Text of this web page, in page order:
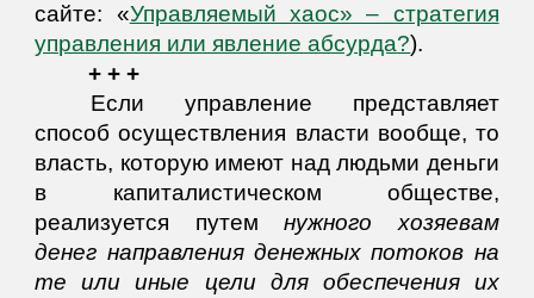
сайте: «Управляемый хаос» – стратегия
управления или явление абсурда?).
+ + +
Если управление представляет
способ осуществления власти вообще, то
власть, которую имеют над людьми деньги
в капиталистическом обществе,
реализуется путемнужного хозяевам
денег направления денежных потоков на
те или иные цели
для обеспечения их